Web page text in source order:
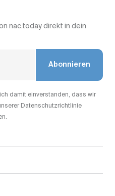
nac.today direkt in dein
Abonnieren
damit einverstanden, dass wir
Datenschutzrichtlinie